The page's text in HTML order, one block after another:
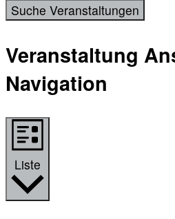
Suche Veranstaltungen
Veranstaltung
Navigation
Liste